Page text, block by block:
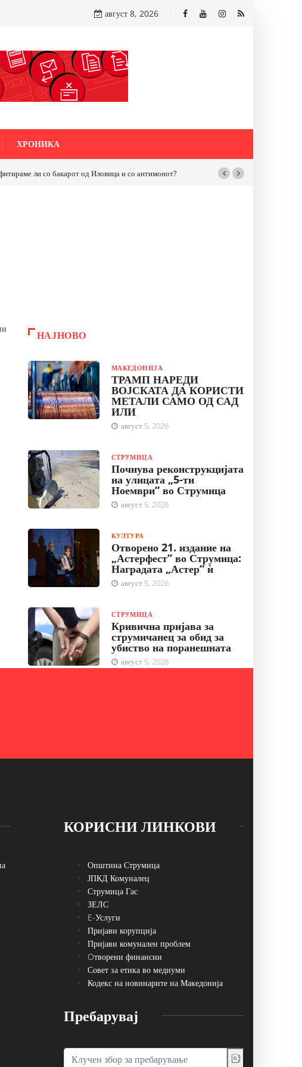
август 8, 2026
ХРОНИКА
ли со бакарот од Иловица и со антимонот?
НАЈНОВО
МАКЕДОНИЈА
ТРАМП НАРЕДИ
ВОЈСКАТА ДА КОРИСТИ
МЕТАЛИ САМО ОД САД
ИЛИ
август 5, 2026
СТРУМИЦА
Почнува реконструкцијата
на улицата „5-ти
Ноември“ во Струмица
август 5, 2026
КУЛТУРА
Отворено 21. издание на
„Астерфест“ во Струмица:
Наградата „Астер“ ѝ
август 5, 2026
СТРУМИЦА
Кривична пријава за
струмичанец за обид за
убиство на поранешната
август 5, 2026
КОРИСНИ ЛИНКОВИ
Општина Струмица
ЈПКД Комуналец
Струмица Гас
ЗЕЛС
E-Услуги
Пријави корупција
Пријави комунален проблем
Oтворени финансии
Совет за етика во медиуми
Кодекс на новинарите на Македонија
Пребарувај